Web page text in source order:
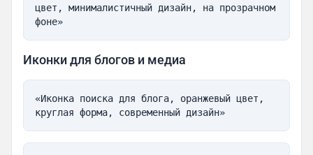
цвет, минималистичный дизайн, на прозрачном
фоне»
Иконки для блогов и медиа
«Иконка поиска для блога, оранжевый цвет,
круглая форма, современный дизайн»